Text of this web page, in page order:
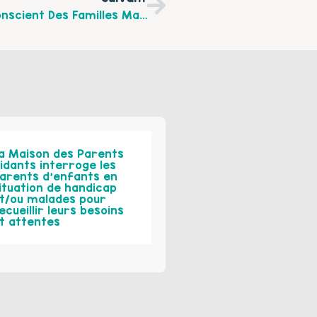
CONFERENCE : "le Fonctionnement Inconscient Des Familles Maltraitantes Et Incestueuses ", Le Vendredi 23 Avril 2010 À Wimereux
Maison des Parents
interroge les
d’enfants en
de handicap
ou malades pour
leurs besoins
attentes